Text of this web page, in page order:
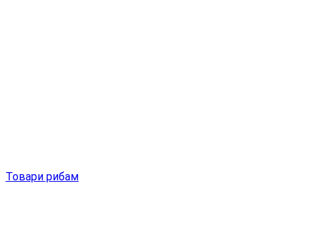
Товари рибам